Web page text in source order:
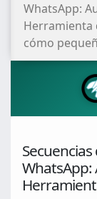
WhatsApp:
Herramienta
cómo
WhatsApp: